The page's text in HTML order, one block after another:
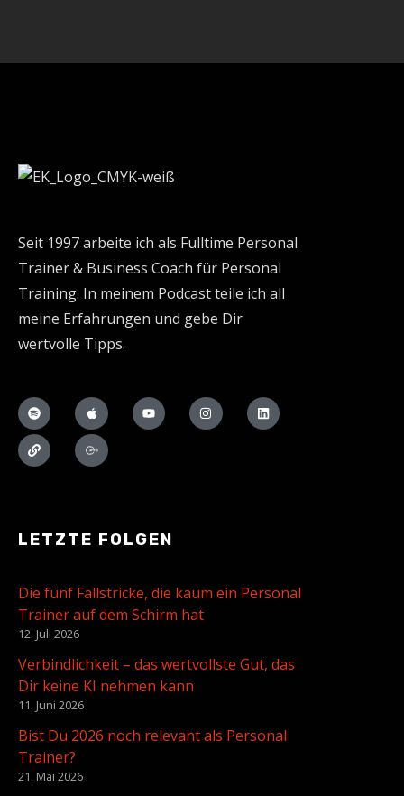
Seit 1997 arbeite ich als Fulltime Personal
Trainer & Business Coach für Personal
Training. In meinem Podcast teile ich all
meine Erfahrungen und gebe Dir
wertvolle Tipps.
LETZTE FOLGEN
Die fünf Fallstricke, die kaum ein Personal
Trainer auf dem Schirm hat
12. Juli 2026
Verbindlichkeit – das wertvollste Gut, das
Dir keine KI nehmen kann
11. Juni 2026
Bist Du 2026 noch relevant als Personal
Trainer?
21. Mai 2026